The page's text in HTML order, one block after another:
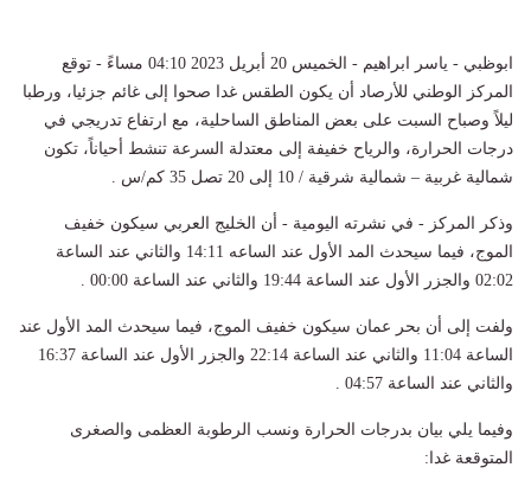
ابوظبي - ياسر ابراهيم - الخميس 20 أبريل 2023 04:10 مساءً - توقع
المركز الوطني للأرصاد أن يكون الطقس غدا صحوا إلى غائم جزئيا، ورطبا
ليلاً وصباح السبت على بعض المناطق الساحلية، مع ارتفاع تدريجي في
درجات الحرارة، والرياح خفيفة إلى معتدلة السرعة تنشط أحياناً، تكون
شمالية غربية – شمالية شرقية / 10 إلى 20 تصل 35 كم/س .
وذكر المركز - في نشرته اليومية - أن الخليج العربي سيكون خفيف
الموج، فيما سيحدث المد الأول عند الساعه 14:11 والثاني عند الساعة
02:02 والجزر الأول عند الساعة 19:44 والثاني عند الساعة 00:00 .
ولفت إلى أن بحر عمان سيكون خفيف الموج، فيما سيحدث المد الأول عند
الساعة 11:04 والثاني عند الساعة 22:14 والجزر الأول عند الساعة 16:37
والثاني عند الساعة 04:57 .
وفيما يلي بيان بدرجات الحرارة ونسب الرطوبة العظمى والصغرى
المتوقعة غدا: